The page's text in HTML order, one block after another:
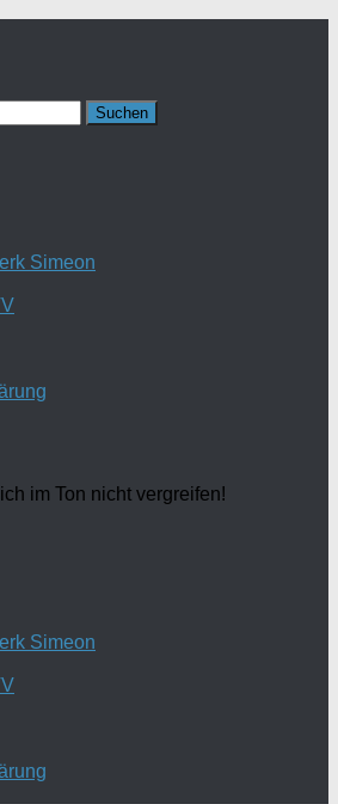
Simeon
im Ton nicht vergreifen!
Simeon